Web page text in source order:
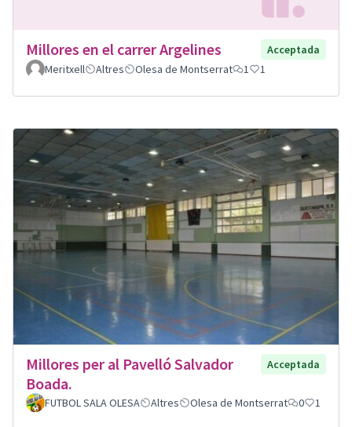
Millores en el carrer Argelines
Acceptada
Meritxell
Altres Olesa de Montserrat 1 1
Millores per al Pavelló Salvador
Boada.
Acceptada
FUTBOL SALA OLESA Altres Olesa de Montserrat 0 1